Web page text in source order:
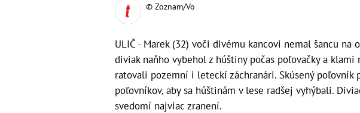
© Zoznam/Vo
ULIČ - Marek (32) voči divému kancovi nemal šancu na
diviak naňho vybehol z húštiny počas poľovačky a
ratovali pozemní i leteckí záchranári. Skúsený
poľovníkov, aby sa húštinám v lese radšej vyhýbali.
svedomí najviac zranení.